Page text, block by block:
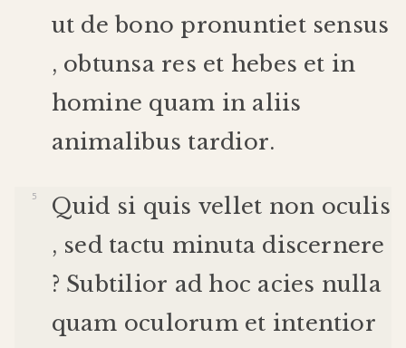
ut de bono pronuntiet sensus
, obtunsa res et hebes et in
homine quam in aliis
animalibus tardior.
Quid si quis vellet non oculis
, sed tactu minuta discernere
? Subtilior ad hoc acies nulla
quam oculorum et intentior